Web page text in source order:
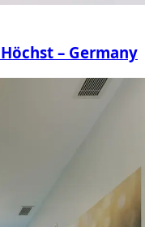
– Germany